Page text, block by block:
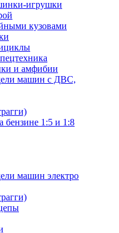
игрушки
кузовами
и амфибии
машин с ДВС,
бензине 1:5 и 1:8
машин электро